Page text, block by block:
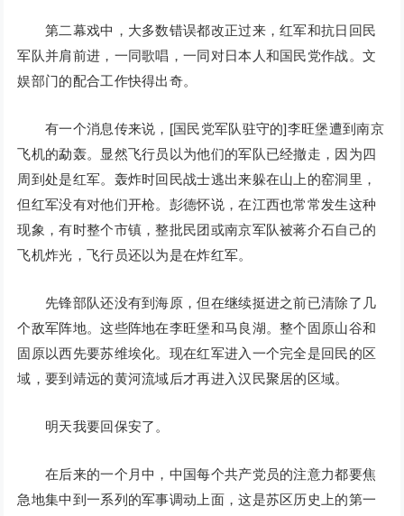
第二幕戏中，大多数错误都改正过来，红军和抗日回民
军队并肩前进，一同歌唱，一同对日本人和国民党作战。文
娱部门的配合工作快得出奇。
有一个消息传来说，[国民党军队驻守的]李旺堡遭到南京
飞机的勐轰。显然飞行员以为他们的军队已经撤走，因为四
周到处是红军。轰炸时回民战士逃出来躲在山上的窑洞里，
但红军没有对他们开枪。彭德怀说，在江西也常常发生这种
现象，有时整个市镇，整批民团或南京军队被蒋介石自己的
飞机炸光，飞行员还以为是在炸红军。
先锋部队还没有到海原，但在继续挺进之前已清除了几
个敌军阵地。这些阵地在李旺堡和马良湖。整个固原山谷和
固原以西先要苏维埃化。现在红军进入一个完全是回民的区
域，要到靖远的黄河流域后才再进入汉民聚居的区域。
明天我要回保安了。
在后来的一个月中，中国每个共产党员的注意力都要焦
急地集中到一系列的军事调动上面，这是苏区历史上的第一